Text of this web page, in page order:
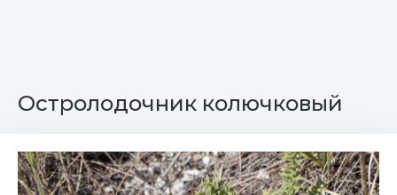
Остролодочник колючковый